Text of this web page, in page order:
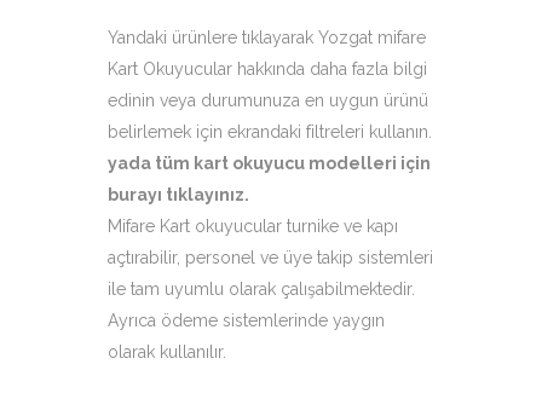
Yandaki ürünlere tıklayarak Yozgat mifare
Kart Okuyucular hakkında daha fazla bilgi
edinin veya durumunuza en uygun ürünü
belirlemek için ekrandaki filtreleri kullanın.
yada tüm kart okuyucu modelleri için
burayı tıklayınız.
Mifare Kart okuyucular turnike ve kapı
açtırabilir, personel ve üye takip sistemleri
ile tam uyumlu olarak çalışabilmektedir.
Ayrıca ödeme sistemlerinde yaygın
olarak kullanılır.